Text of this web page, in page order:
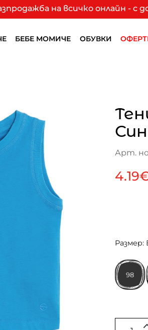
на всичко онлайн - с
БЕБЕ МОМИЧЕ ОБУВКИ
Син
Арт.
Размер:
98